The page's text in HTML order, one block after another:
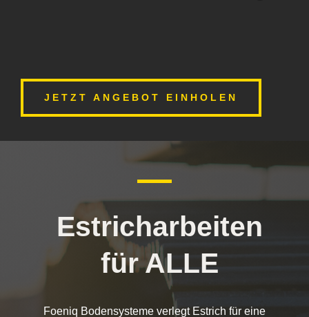
JETZT ANGEBOT EINHOLEN
Estricharbeiten
für ALLE
Foeniq Bodensysteme verlegt Estrich für eine